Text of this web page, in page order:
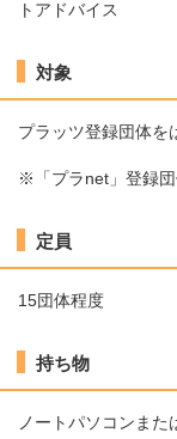
トアドバイス
対象
プラッツ登録団体を
※「プラnet」登録団
定員
15団体程度
持ち物
ノートパソコンま